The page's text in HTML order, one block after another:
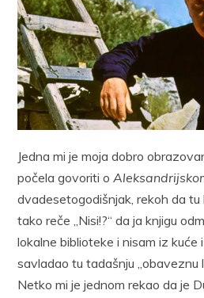
Jedna mi je moja dobro
počela govoriti o
dvadesetogodišnjak, rekoh da tu
tako reče „Nisi!?“ da ja knjigu
lokalne biblioteke i nisam iz kuće
savladao tu tadašnju „obaveznu
Netko mi je jednom rekao da je